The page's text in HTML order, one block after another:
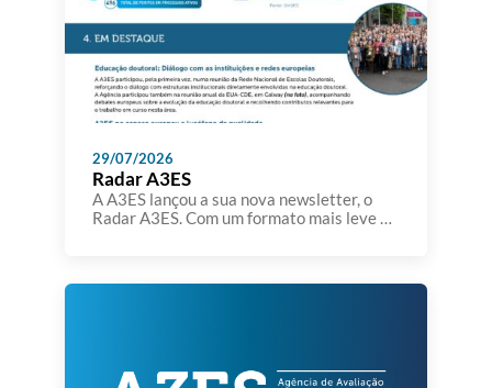
29/07/2026
Radar A3ES
A A3ES lançou a sua nova newsletter, o
Radar A3ES. Com um formato mais leve e
qualidade […]